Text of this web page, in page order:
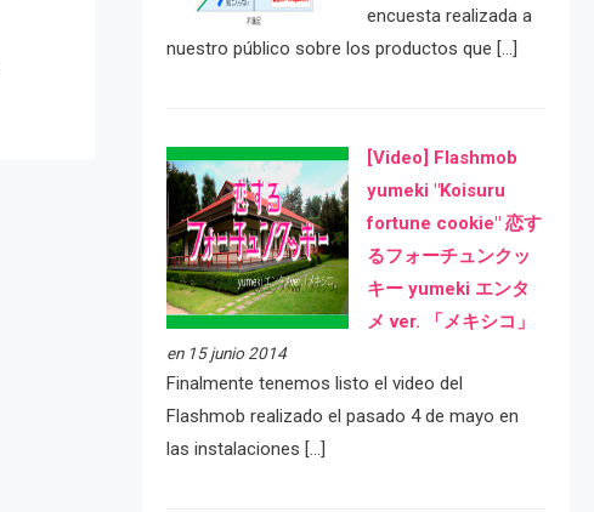
encuesta realizada a
nuestro público sobre los productos que […]
[Video] Flashmob
yumeki "Koisuru
fortune cookie" 恋す
るフォーチュンクッ
キー yumeki エンタ
メ ver. 「メキシコ」
en 15 junio 2014
Finalmente tenemos listo el video del
Flashmob realizado el pasado 4 de mayo en
las instalaciones […]